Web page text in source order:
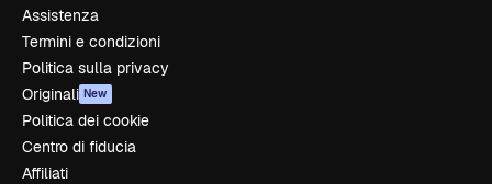
Assistenza
Termini e condizioni
Politica sulla privacy
Originali New
Politica dei cookie
Centro di fiducia
Affiliati